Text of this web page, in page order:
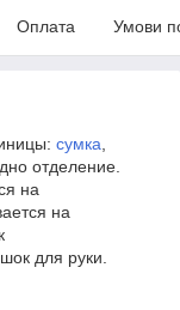
Оплата Умови
сумка
отделение.
на
на
для руки.